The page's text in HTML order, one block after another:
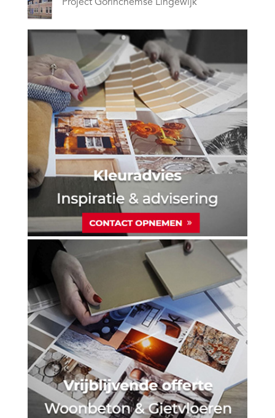
Project Gorinchemse Lingewijk